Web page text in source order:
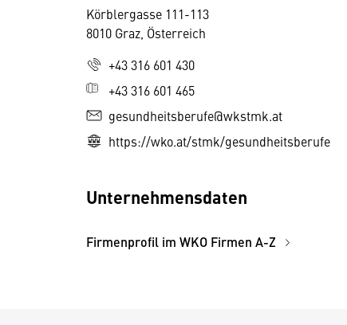
Körblergasse 111-113
8010 Graz, Österreich
+43 316 601 430
+43 316 601 465
gesundheitsberufe@wkstmk.at
https://wko.at/stmk/gesundheitsberufe
Unternehmensdaten
Firmenprofil im WKO Firmen A-Z